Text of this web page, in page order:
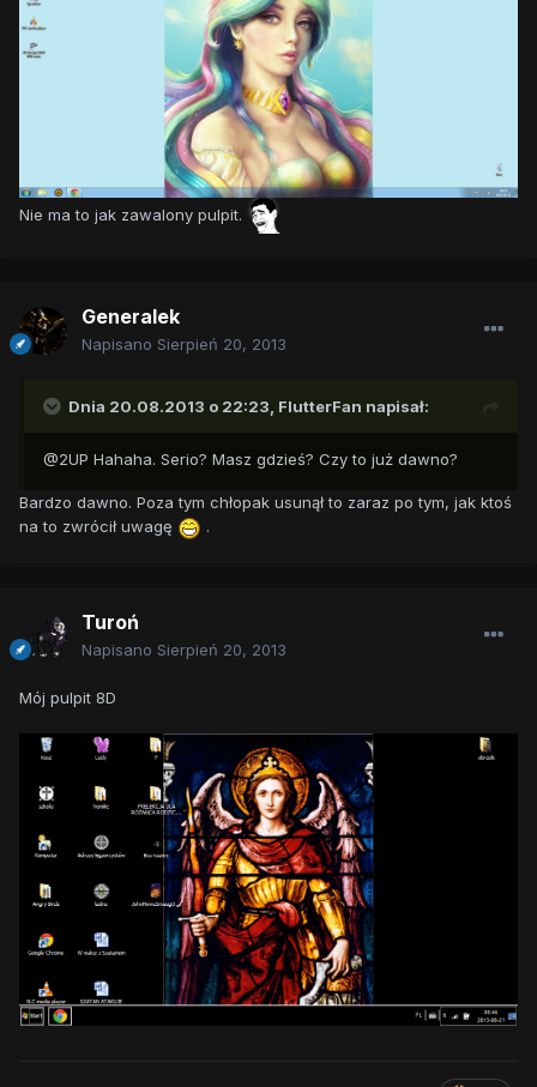
Nie ma to jak zawalony pulpit.
Generalek
Napisano Sierpień 20, 2013
Dnia 20.08.2013 o 22:23, FlutterFan napisał:
@2UP Hahaha. Serio? Masz gdzieś? Czy to już dawno?
Bardzo dawno. Poza tym chłopak usunął to zaraz po tym, jak ktoś
na to zwrócił uwagę
.
Turoń
Napisano Sierpień 20, 2013
Mój pulpit 8D